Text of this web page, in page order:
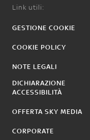
Link utili:
GESTIONE COOKIE
COOKIE POLICY
NOTE LEGALI
DICHIARAZIONE
ACCESSIBILITÀ
OFFERTA SKY MEDIA
CORPORATE